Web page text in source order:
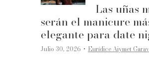
Las uñas
serán el manicure
elegante para date
Julio 30, 2026 ·Eurídice Aiymet